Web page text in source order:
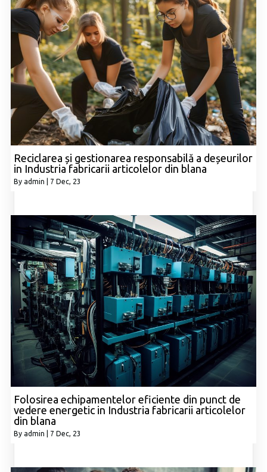
Reciclarea și gestionarea responsabilă a deșeurilor
in Industria fabricarii articolelor din blana
By admin 7 Dec, 23
Folosirea echipamentelor eficiente din punct de
vedere energetic in Industria fabricarii articolelor
din blana
By admin 7 Dec, 23